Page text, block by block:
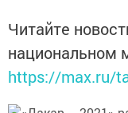
Читайте
национальном
https://max.ru/